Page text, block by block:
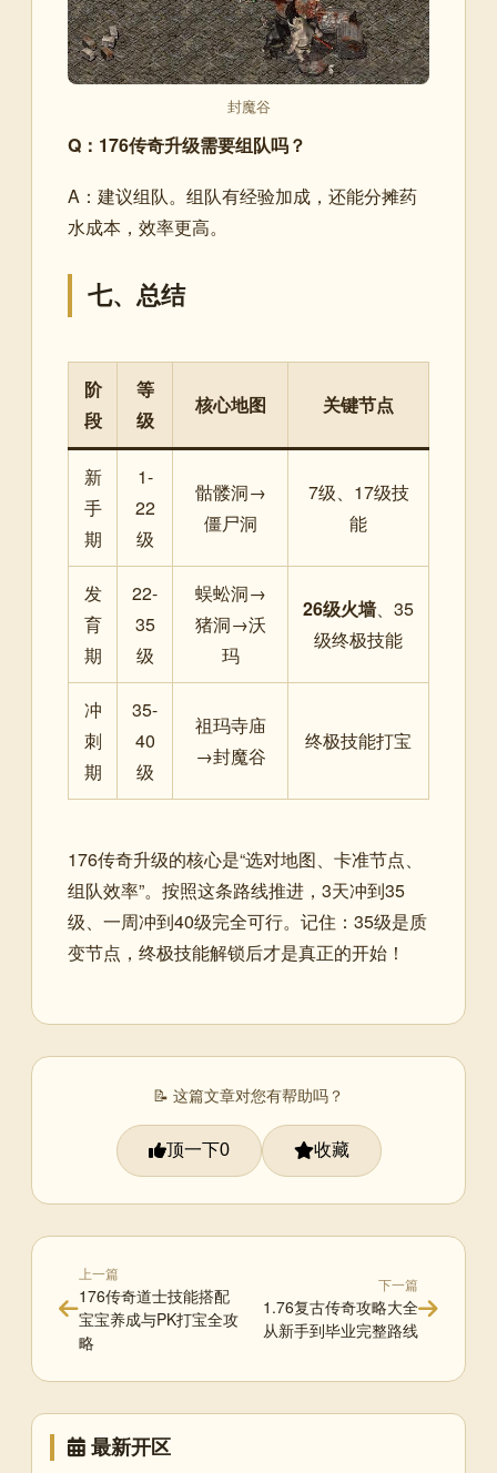
封魔谷
Q：176传奇升级需要组队吗？
A：建议组队。组队有经验加成，还能分摊药
水成本，效率更高。
七、总结
阶
段
等
级
核心地图 关键节点
新
手
期
1-
22
级
骷髅洞→
僵尸洞
7级、17级技
能
发
育
期
22-
35
级
蜈蚣洞→
猪洞→沃
玛
26级火墙、35
级终极技能
冲
刺
期
35-
40
级
祖玛寺庙
→封魔谷
终极技能打宝
176传奇升级的核心是“选对地图、卡准节点、
组队效率”。按照这条路线推进，3天冲到35
级、一周冲到40级完全可行。记住：35级是质
变节点，终极技能解锁后才是真正的开始！
📝 这篇文章对您有帮助吗？
顶一下0 收藏
上一篇
176传奇道士技能搭配
宝宝养成与PK打宝全攻
略
下一篇
1.76复古传奇攻略大全
从新手到毕业完整路线
最新开区